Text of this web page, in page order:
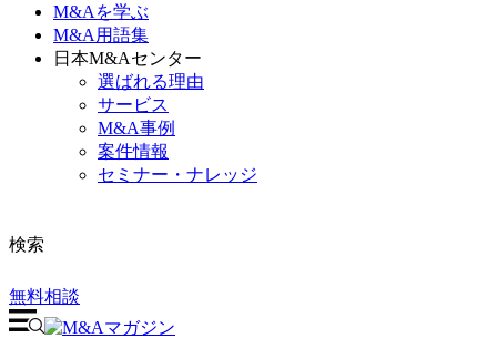
M&Aを学ぶ
M&A用語集
日本M&Aセンター
選ばれる理由
サービス
M&A事例
案件情報
セミナー・ナレッジ
検索
無料相談